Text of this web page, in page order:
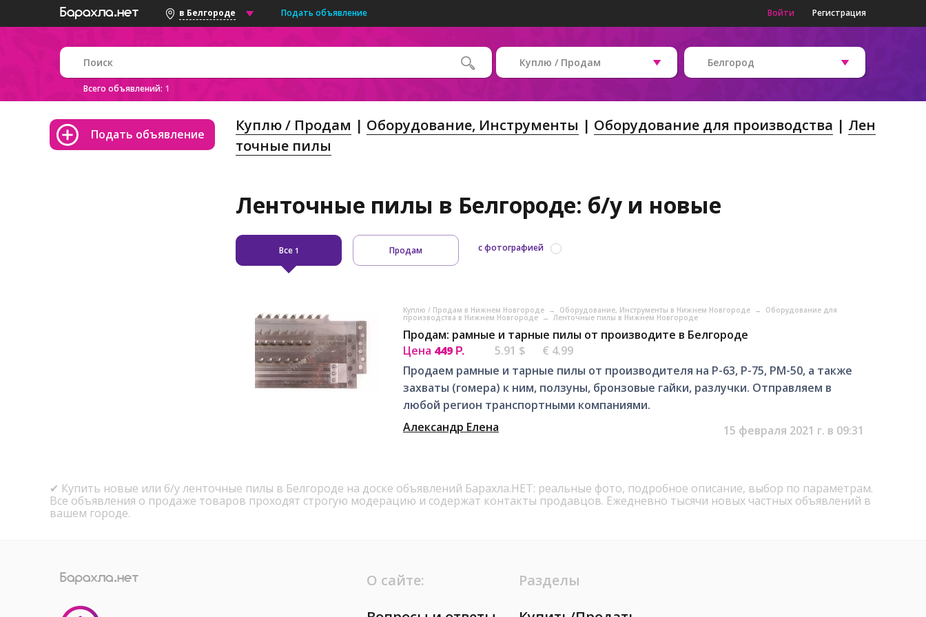
в Белгороде Подать объявление Войти Регистрация
Всего объявлений: 1
Куплю / Продам Белгород
Подать объявление Куплю / Продам Оборудование, Инструменты Оборудование для производства
Лен
точные пилы
Ленточные пилы в Белгороде: б/у и новые
Все 1 Продам с фотографией
Куплю / Продам в Нижнем Новгороде → Оборудование, Инструменты в Нижнем Новгороде → Оборудование для
производства в Нижнем Новгороде → Ленточные пилы в Нижнем Новгороде
Продам: рамные и тарные пилы от производите в Белгороде
Цена 449 Р. 5.91 $
€ 4.99
Продаем рамные и тарные пилы от производителя на Р-63, Р-75, РМ-50, а также
захваты (гомера) к ним, ползуны, бронзовые гайки, разлучки. Отправляем в
любой регион транспортными компаниями.
Александр Елена
15 февраля 2021 г. в 09:31
✔ Купить новые или б/у ленточные пилы в Белгороде на доске объявлений Барахла.НЕТ: реальные фото, подробное описание, выбор по параметрам.
Все объявления о продаже товаров проходят строгую модерацию и содержат контакты продавцов. Ежедневно тысячи новых частных объявлений в
вашем городе.
О сайте:
Разделы